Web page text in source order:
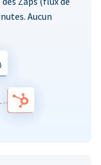
Aucun